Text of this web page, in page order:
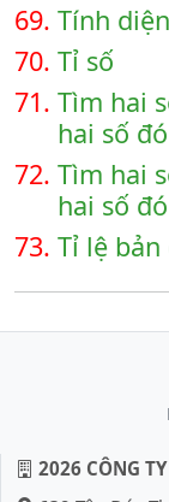
69. Tính
70. Tỉ số
71. Tìm hai
hai số đó
72. Tìm hai
hai số đó
73. Tỉ lệ bản
2026 CÔNG